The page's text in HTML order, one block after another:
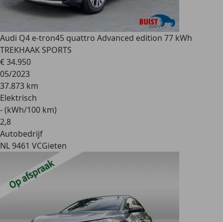
Audi Q4 e-tron45 quattro Advanced edition 77 kWh
TREKHAAK SPORTS
€ 34.950
05/2023
37.873 km
Elektrisch
- (kWh/100 km)
2,8
Autobedrijf
NL 9461 VCGieten